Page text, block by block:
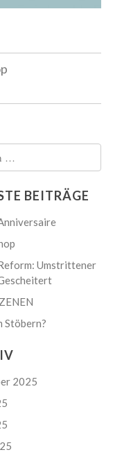
BEITRÄGE
Umstrittener
Stöbern?
2025